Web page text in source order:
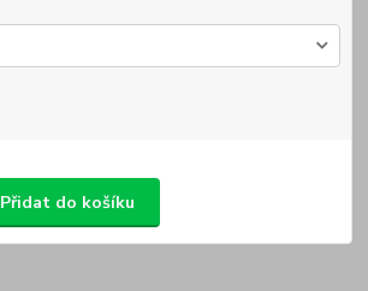
Přidat do košíku